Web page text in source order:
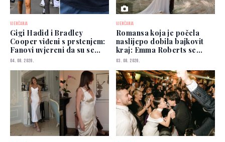
VJENČANJA
Gigi Hadid i Bradley
Cooper viđeni s prstenjem:
Fanovi uvjereni da su se
vjenčali
04. 08. 2026.
VJENČANJA
Romansa koja je počela
naslijepo dobila bajkovit
kraj: Emma Roberts se
udala
03. 08. 2026.